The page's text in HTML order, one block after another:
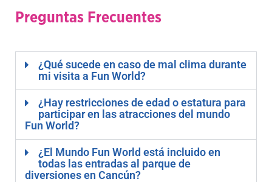
Preguntas Frecuentes
¿Qué sucede en caso de mal clima durante
mi visita a Fun World?
¿Hay restricciones de edad o estatura para
participar en las atracciones del mundo
Fun World?
¿El Mundo Fun World está incluido en
todas las entradas al parque de
diversiones en Cancún?